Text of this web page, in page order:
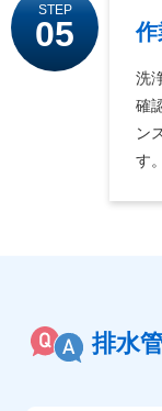
STEP
05 作
洗
確
ン
す。
排水